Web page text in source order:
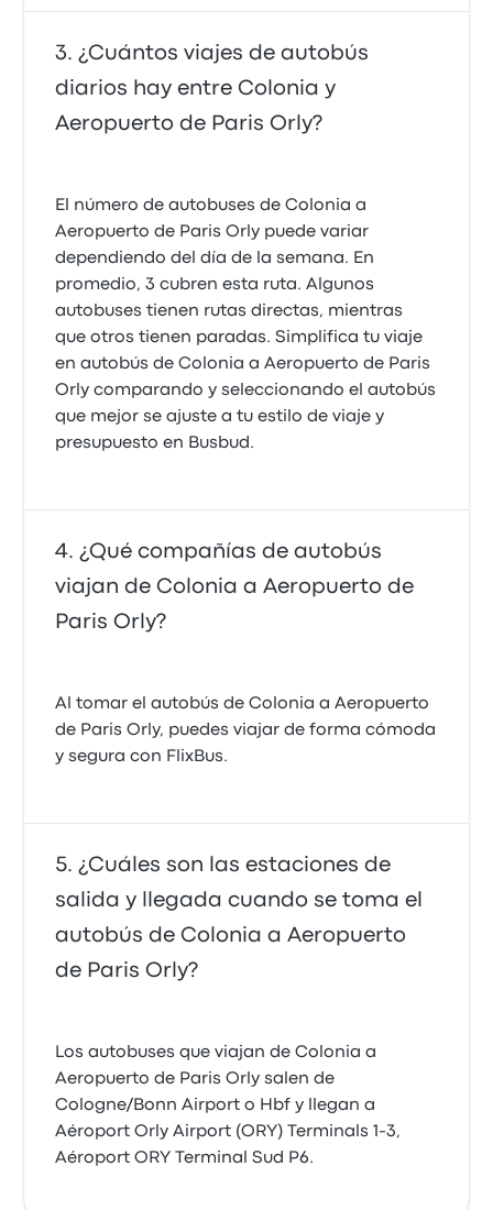
¿Cuántos viajes de autobús
diarios hay entre Colonia y
Aeropuerto de Paris Orly?
El número de autobuses de Colonia a
Aeropuerto de Paris Orly puede variar
dependiendo del día de la semana. En
promedio, 3 cubren esta ruta. Algunos
autobuses tienen rutas directas, mientras
que otros tienen paradas. Simplifica tu viaje
en autobús de Colonia a Aeropuerto de Paris
Orly comparando y seleccionando el autobús
que mejor se ajuste a tu estilo de viaje y
presupuesto en Busbud.
¿Qué compañías de autobús
viajan de Colonia a Aeropuerto de
Paris Orly?
Al tomar el autobús de Colonia a Aeropuerto
de Paris Orly, puedes viajar de forma cómoda
y segura con FlixBus.
¿Cuáles son las estaciones de
salida y llegada cuando se toma el
autobús de Colonia a Aeropuerto
de Paris Orly?
Los autobuses que viajan de Colonia a
Aeropuerto de Paris Orly salen de
Cologne/Bonn Airport o Hbf y llegan a
Aéroport Orly Airport (ORY) Terminals 1-3,
Aéroport ORY Terminal Sud P6.